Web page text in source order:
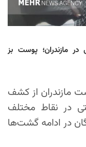
مازندران؛ پوست بز
مازندران از کشف
در نقاط مختلف
در ادامه گشت‌ها